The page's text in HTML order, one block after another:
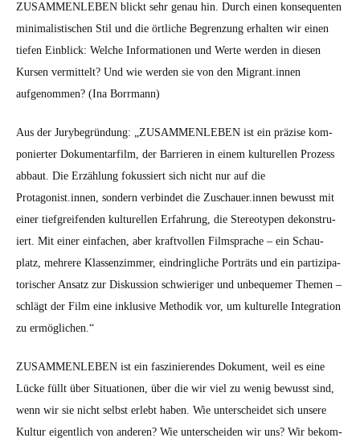
ZUSAMMENLEBEN blickt sehr genau hin. Durch einen kon­se­quenten
min­i­mal­is­tis­chen Stil und die örtliche Begren­zung erhal­ten wir einen
tiefen Ein­blick: Welche Infor­ma­tio­nen und Werte wer­den in diesen
Kursen ver­mit­telt? Und wie wer­den sie von den Migrant.innen
aufgenom­men? (Ina Bor­rmann)
Aus der Jury­be­grün­dung: „ZUSAMMENLEBEN ist ein präzise kom­
poniert­er Doku­men­tarfilm, der Bar­ri­eren in einem kul­turellen Prozess
abbaut. Die Erzäh­lung fokussiert sich nicht nur auf die
Protagonist.innen, son­dern verbindet die Zuschauer.innen bewusst mit
ein­er tief­greifend­en kul­turellen Erfahrung, die Stereo­typen dekon­stru­
iert. Mit ein­er ein­fachen, aber kraftvollen Film­sprache – ein Schau­
platz, mehrere Klassen­z­im­mer, ein­dringliche Porträts und ein par­tizipa­
torisch­er Ansatz zur Diskus­sion schwieriger und unbe­que­mer The­men –
schlägt der Film eine inklu­sive Methodik vor, um kul­turelle Inte­gra­tion
zu ermöglichen.“
ZUSAMMENLEBEN ist ein faszinieren­des Doku­ment, weil es eine
Lücke füllt über Sit­u­a­tio­nen, über die wir viel zu wenig bewusst sind,
wenn wir sie nicht selb­st erlebt haben. Wie unter­schei­det sich unsere
Kul­tur eigentlich von anderen? Wie unter­schei­den wir uns? Wir bekom­